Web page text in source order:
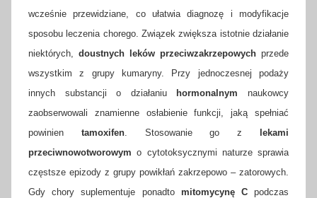
wcześnie przewidziane, co ułatwia diagnozę i modyfikacje
sposobu leczenia chorego. Związek zwiększa istotnie działanie
niektórych, doustnych leków przeciwzakrzepowych przede
wszystkim z grupy kumaryny. Przy jednoczesnej podaży
innych substancji o działaniu
hormonalnym naukowcy
zaobserwowali znamienne osłabienie funkcji, jaką spełniać
powinien tamoxifen. Stosowanie go z
lekami
przeciwnowotworowym o cytotoksycznymi naturze sprawia
częstsze epizody z grupy powikłań zakrzepowo – zatorowych.
Gdy chory suplementuje ponadto mitomycynę Cpodczas